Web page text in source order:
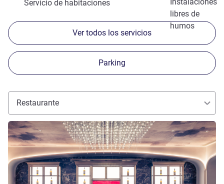
libres de
humos
Servicio de habitaciones
Ver todos los servicios
Parking
Restaurante
Más información